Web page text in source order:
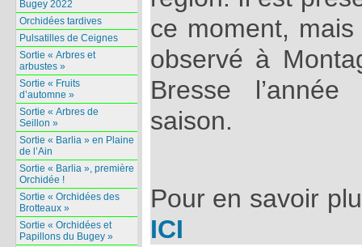
ce moment, mais
observé à
Bresse
saison.
Pour en savoir
ICI
Bugey 2022
Orchidées tardives
Pulsatilles de Ceignes
Sortie « Arbres et
arbustes »
Sortie « Fruits
d’automne »
Sortie « Arbres de
Seillon »
Sortie « Barlia » en Plaine
de l’Ain
Sortie « Barlia », première
Orchidée !
Sortie « Orchidées des
Brotteaux »
Sortie « Orchidées et
Papillons du Bugey »